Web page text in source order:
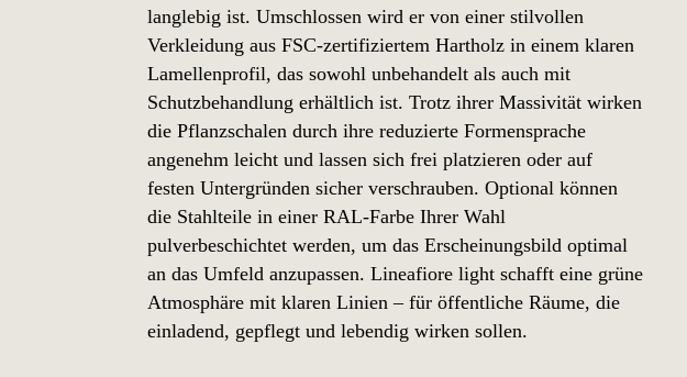
langlebig ist. Umschlossen wird er von einer stilvollen
Verkleidung aus FSC-zertifiziertem Hartholz in einem klaren
Lamellenprofil, das sowohl unbehandelt als auch mit
Schutzbehandlung erhältlich ist. Trotz ihrer Massivität wirken
die Pflanzschalen durch ihre reduzierte Formensprache
angenehm leicht und lassen sich frei platzieren oder auf
festen Untergründen sicher verschrauben. Optional können
die Stahlteile in einer RAL-Farbe Ihrer Wahl
pulverbeschichtet werden, um das Erscheinungsbild optimal
an das Umfeld anzupassen. Lineafiore light schafft eine grüne
Atmosphäre mit klaren Linien – für öffentliche Räume, die
einladend, gepflegt und lebendig wirken sollen.